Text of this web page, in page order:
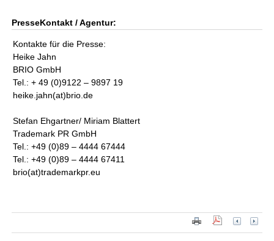
PresseKontakt / Agentur:
Kontakte für die Presse:
Heike Jahn
BRIO GmbH
Tel.: + 49 (0)9122 – 9897 19
heike.jahn(at)brio.de
Stefan Ehgartner/ Miriam Blattert
Trademark PR GmbH
Tel.: +49 (0)89 – 4444 67444
Tel.: +49 (0)89 – 4444 67411
brio(at)trademarkpr.eu